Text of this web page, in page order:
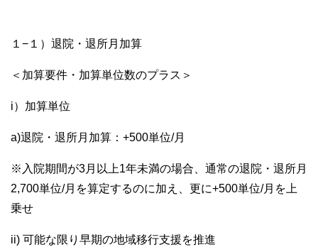
１−１）退院・退所月加算
＜加算要件・加算単位数のプラス＞
i）加算単位
a)退院・退所月加算：+500単位/月
※入院期間が3月以上1年未満の場合、通常の退院・退所月
2,700単位/月を算定するのに加え、更に+500単位/月を上
乗せ
ii) 可能な限り早期の地域移行支援を推進